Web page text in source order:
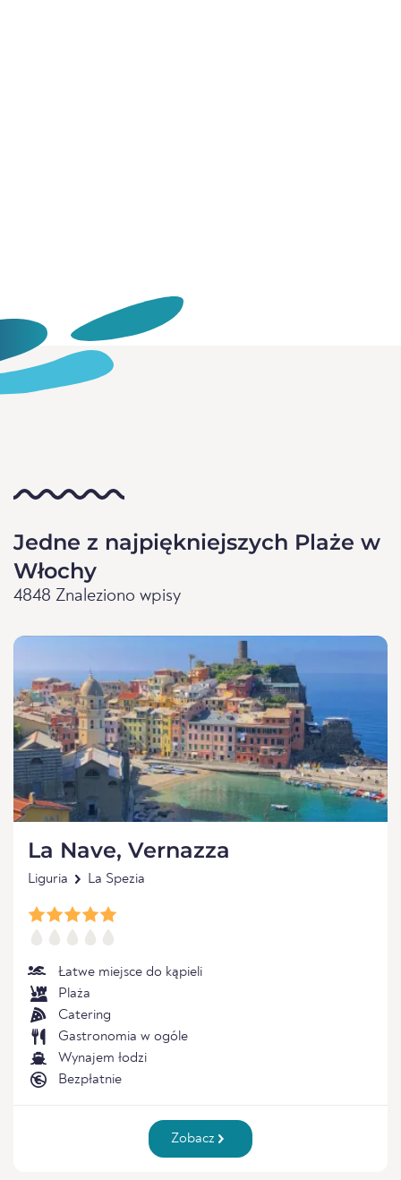
Jedne z najpiękniejszych Plaże w
Włochy
4848 Znaleziono wpisy
La Nave, Vernazza
Liguria La Spezia
Łatwe miejsce do kąpieli
Plaża
Catering
Gastronomia w ogóle
Wynajem łodzi
Bezpłatnie
Zobacz